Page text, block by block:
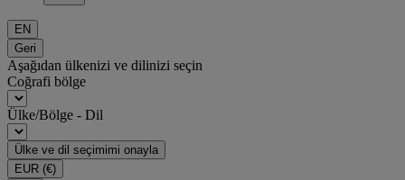
EN
Geri
Aşağıdan ülkenizi ve dilinizi seçin
Coğrafi bölge
Ülke/Bölge - Dil
Ülke ve dil seçimimi onayla
EUR (€)